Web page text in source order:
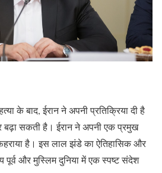
के बाद, ईरान ने अपनी प्रतिक्रिया दी है
बढ़ा सकती है। ईरान ने अपनी एक प्रमुख
है। इस लाल झंडे का ऐतिहासिक और
पूर्व और मुस्लिम दुनिया में एक स्पष्ट संदेश